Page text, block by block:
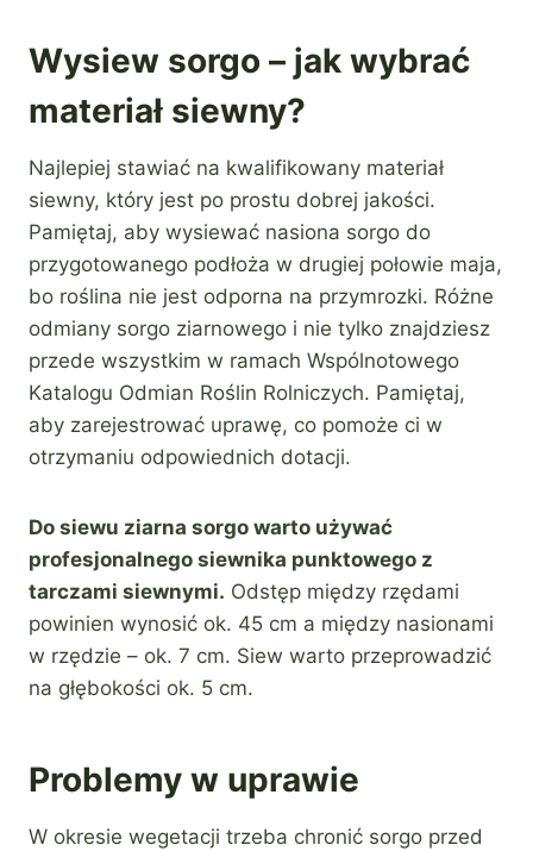
Wysiew sorgo – jak wybrać
materiał siewny?
Najlepiej stawiać na kwalifikowany materiał
siewny, który jest po prostu dobrej jakości.
Pamiętaj, aby wysiewać nasiona sorgo do
przygotowanego podłoża w drugiej połowie maja,
bo roślina nie jest odporna na przymrozki. Różne
odmiany sorgo ziarnowego i nie tylko znajdziesz
przede wszystkim w ramach Wspólnotowego
Katalogu Odmian Roślin Rolniczych. Pamiętaj,
aby zarejestrować uprawę, co pomoże ci w
otrzymaniu odpowiednich dotacji.
Do siewu ziarna sorgo warto używać
profesjonalnego siewnika punktowego z
tarczami siewnymi. Odstęp między rzędami
powinien wynosić ok. 45 cm a między nasionami
w rzędzie – ok. 7 cm. Siew warto przeprowadzić
na głębokości ok. 5 cm.
Problemy w uprawie
W okresie wegetacji trzeba chronić sorgo przed